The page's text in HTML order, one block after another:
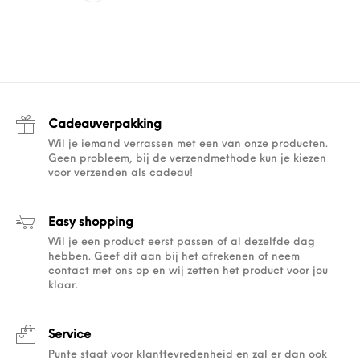
Cadeauverpakking
Wil je iemand verrassen met een van onze producten.
Geen probleem, bij de verzendmethode kun je kiezen
voor verzenden als cadeau!
Easy shopping
Wil je een product eerst passen of al dezelfde dag
hebben. Geef dit aan bij het afrekenen of neem
contact met ons op en wij zetten het product voor jou
klaar.
Service
Punte staat voor klanttevredenheid en zal er dan ook